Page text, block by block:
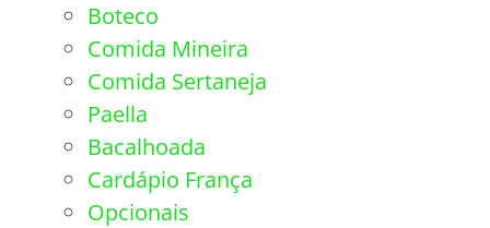
Boteco
Comida Mineira
Comida Sertaneja
Paella
Bacalhoada
Cardápio França
Opcionais